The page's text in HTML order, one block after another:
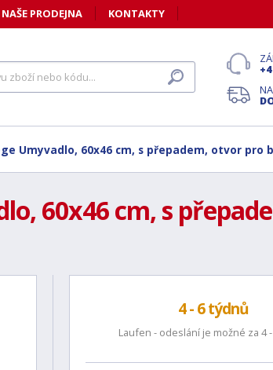
NAŠE PRODEJNA KONTAKTY
Umyvadlo, 60x46 cm, s přepadem, otvor pro
60x46 cm, s
4 - 6 týdnů
Laufen - odeslání je možné za 4